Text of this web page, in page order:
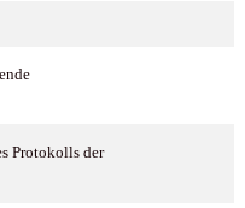
Protokolls der